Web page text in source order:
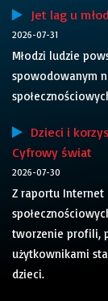
Jet lag u
2026-07-31
Młodzi ludzie
spowodowanym
Dzieci i
Cyfrowy świat
2026-07-30
Z raportu Internet
tworzenie profili,
użytkownikami
dzieci.